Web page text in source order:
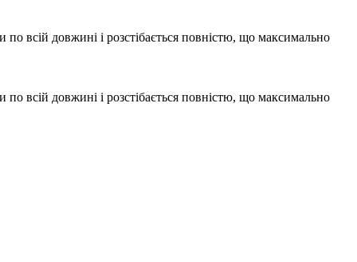
всій довжині і розстібається повністю, що максимально
всій довжині і розстібається повністю, що максимально